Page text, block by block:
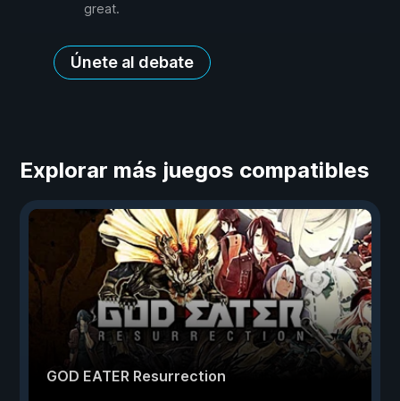
great.
Únete al debate
Explorar más juegos compatibles
GOD EATER Resurrection